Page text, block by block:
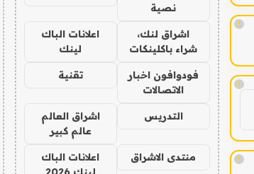
!
!
!
نصية
اشراق لنك،
شراء باكلينكات
اعلانات الباك
لينك
فودوافون اخبار
الاتصالات
تقنية
التدريس
اشراق العالم
عالم كبير
منتدى الاشراق
اعلانات الباك